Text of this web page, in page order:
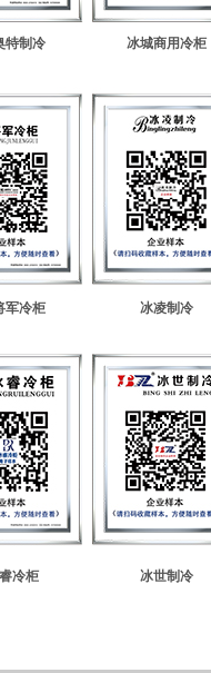
特制冷 冰城商用冷柜
军冷柜 冰凌制冷
冷柜 冰世制冷